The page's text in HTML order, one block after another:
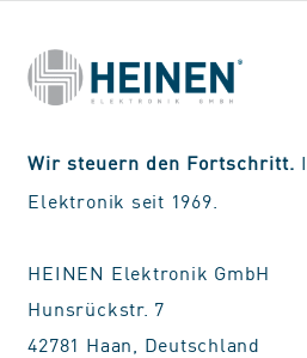
Wir steuern den Fortschritt.
Elektronik seit 1969.
HEINEN Elektronik GmbH
Hunsrückstr. 7
42781 Haan, Deutschland